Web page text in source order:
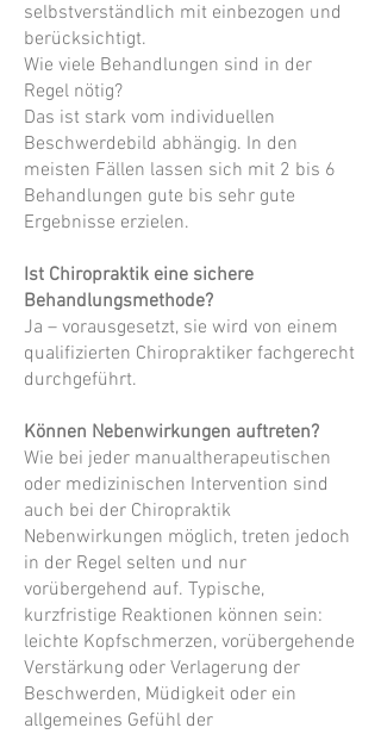
selbstverständlich mit einbezogen und
berücksichtigt.
Wie viele Behandlungen sind in der
Regel nötig?
Das ist stark vom individuellen
Beschwerdebild abhängig. In den
meisten Fällen lassen sich mit 2 bis 6
Behandlungen gute bis sehr gute
Ergebnisse erzielen.
Ist Chiropraktik eine sichere
Behandlungsmethode?
Ja – vorausgesetzt, sie wird von einem
qualifizierten Chiropraktiker fachgerecht
durchgeführt.
Können Nebenwirkungen auftreten?
Wie bei jeder manualtherapeutischen
oder medizinischen Intervention sind
auch bei der Chiropraktik
Nebenwirkungen möglich, treten jedoch
in der Regel selten und nur
vorübergehend auf. Typische,
kurzfristige Reaktionen können sein:
leichte Kopfschmerzen, vorübergehende
Verstärkung oder Verlagerung der
Beschwerden, Müdigkeit oder ein
allgemeines Gefühl der